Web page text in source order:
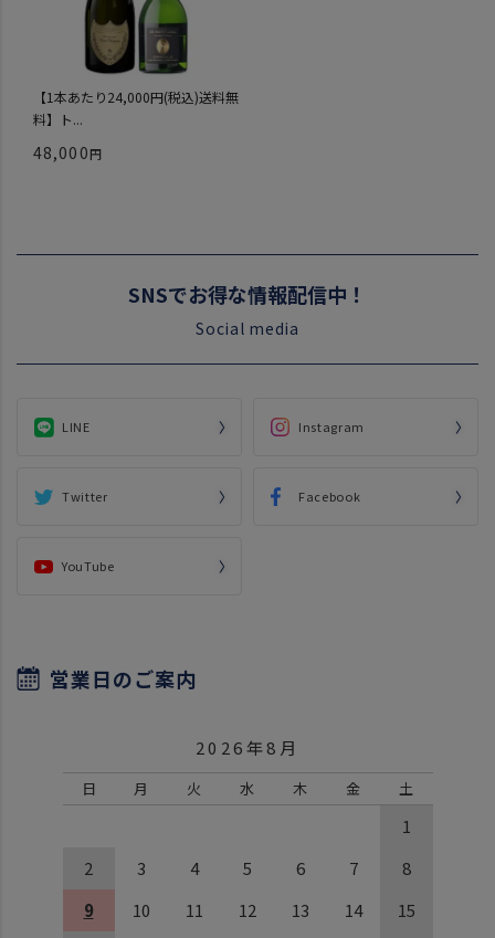
【1本あたり24,000円(税込)送料無
料】ト...
48,000
SNSでお得な情報配信中！
Social media
LINE Instagram
Twitter Facebook
YouTube
営業日のご案内
2026年8月
日 月 火 水 木 金 土
1
2
3 4 5 6 7
8
9
10 11 12 13 14
15